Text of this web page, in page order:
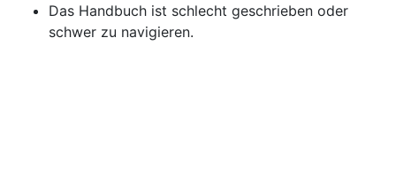
Das Handbuch ist schlecht geschrieben oder
schwer zu navigieren.